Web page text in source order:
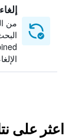
من
اعثر على